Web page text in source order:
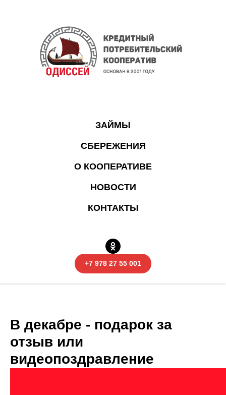
ЗАЙМЫ
СБЕРЕЖЕНИЯ
О КООПЕРАТИВЕ
НОВОСТИ
КОНТАКТЫ
+7 978 27 55 001
В декабре - подарок за
отзыв или
видеопоздравление